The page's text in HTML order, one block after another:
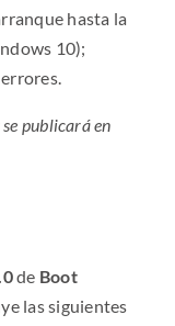
hasta la
10);
publicará en
de Boot
las siguientes